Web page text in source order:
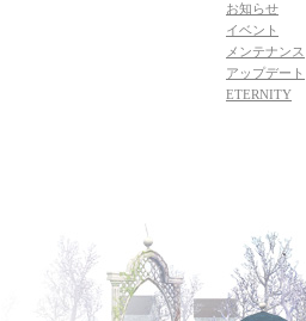
お知らせ
イベント
メンテナンス
アップデート
ETERNITY